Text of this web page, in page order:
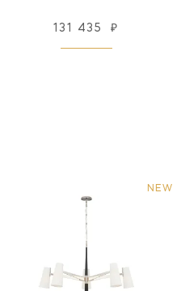
131 435 ₽
NEW